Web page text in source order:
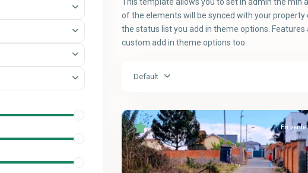
of the elements will be synced with your
the status list you add in theme options.
custom add in theme options too.
Default
En vente